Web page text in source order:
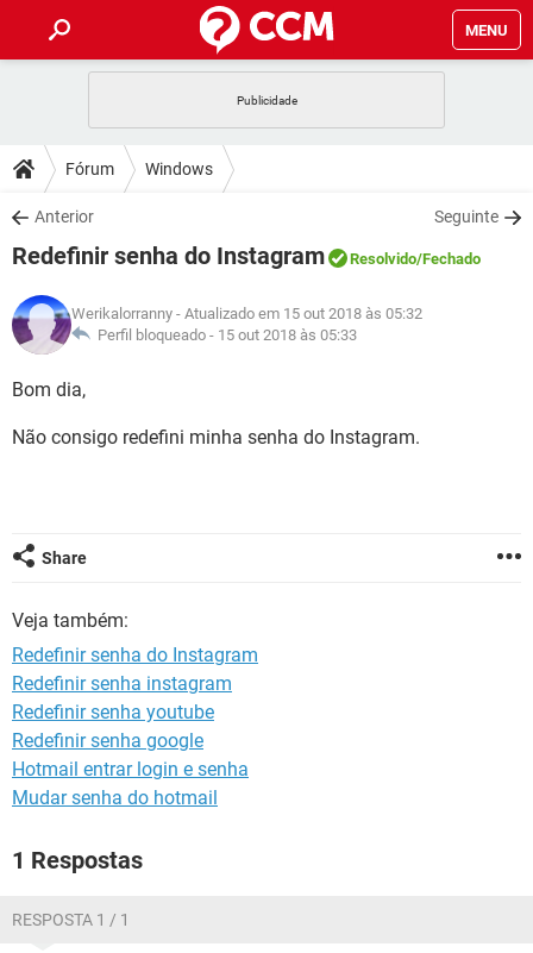
MENU
CELULAR
OUTLOOK
INSTAGRAM GMAIL
GUIA DE COMPRAS
DICAS
JOGOS
INSTAGRAM GMAIL
GUIA DE COMPRAS
DOWNLOADS
JOGOS WHATSAPP
CELULAR
OUTLOOK EXCEL
INSTAGRAM
JOGOS WHATSAPP
CELULAR
OUTLOOK
INSTAGRAM GMAIL
GLOSSÁRIO
JOGOS
GUIA DE COMPRAS
Fórum Windows
Anterior Seguinte
Redefinir senha do Instagram Resolvido/Fechado
Werikalorranny - Atualizado em 15 out 2018 às 05:32
Perfil bloqueado - 15 out 2018 às 05:33
Bom dia,
Não consigo redefini minha senha do Instagram.
Share
Veja também:
Redefinir senha do Instagram
Redefinir senha instagram
Redefinir senha youtube
Redefinir senha google
Hotmail entrar login e senha
Mudar senha do hotmail
1 Respostas
RESPOSTA 1 / 1